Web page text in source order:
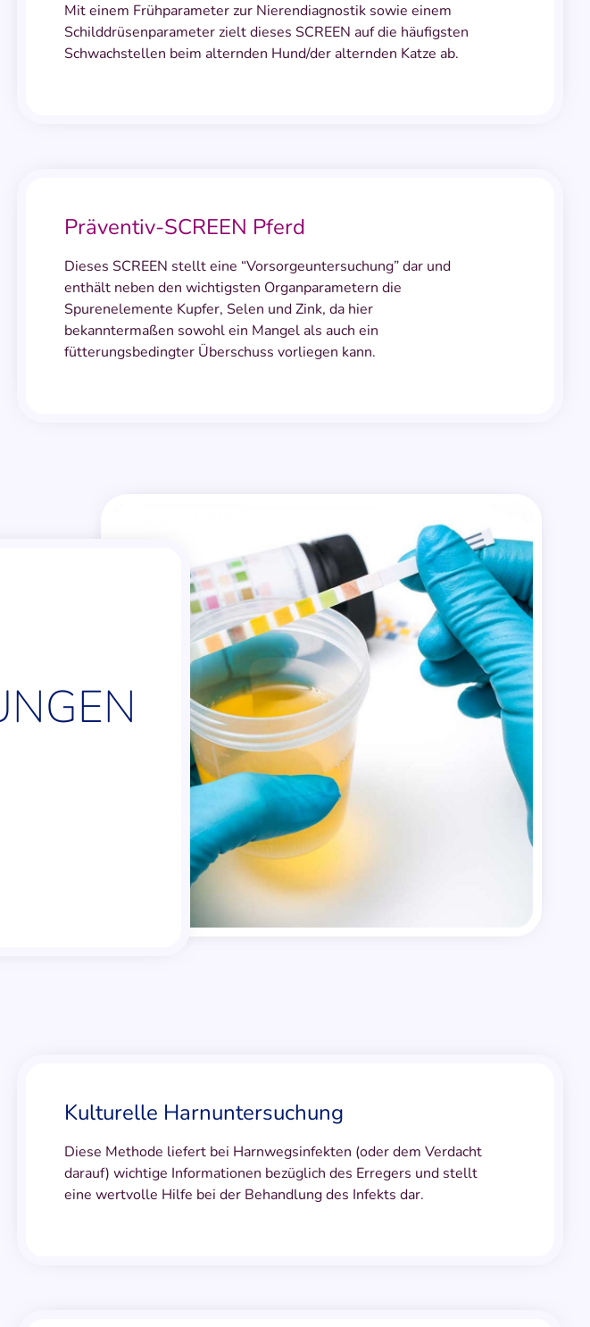
Mit einem Frühparameter zur Nierendiagnostik sowie einem
Schilddrüsenparameter zielt dieses SCREEN auf die häufigsten
Schwachstellen beim alternden Hund/der alternden Katze ab.
Präventiv-SCREEN Pferd
Dieses SCREEN stellt eine “Vorsorgeuntersuchung” dar und
enthält neben den wichtigsten Organparametern die
Spurenelemente Kupfer, Selen und Zink, da hier
bekanntermaßen sowohl ein Mangel als auch ein
fütterungsbedingter Überschuss vorliegen kann.
Kulturelle Harnuntersuchung
Diese Methode liefert bei Harnwegsinfekten (oder dem Verdacht
darauf) wichtige Informationen bezüglich des Erregers und stellt
eine wertvolle Hilfe bei der Behandlung des Infekts dar.